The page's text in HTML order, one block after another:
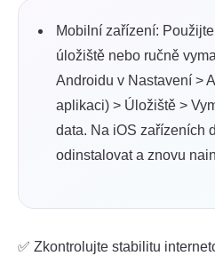
Mobilní zařízení:
úložiště nebo ručně
Androidu v Nastavení >
aplikaci) > Úložiště >
data. Na iOS zařízeních
odinstalovat a znovu
✅ Zkontrolujte stabilitu